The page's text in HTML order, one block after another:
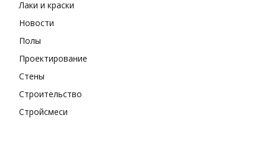
Лаки и краски
Новости
Полы
Проектирование
Стены
Строительство
Стройсмеси